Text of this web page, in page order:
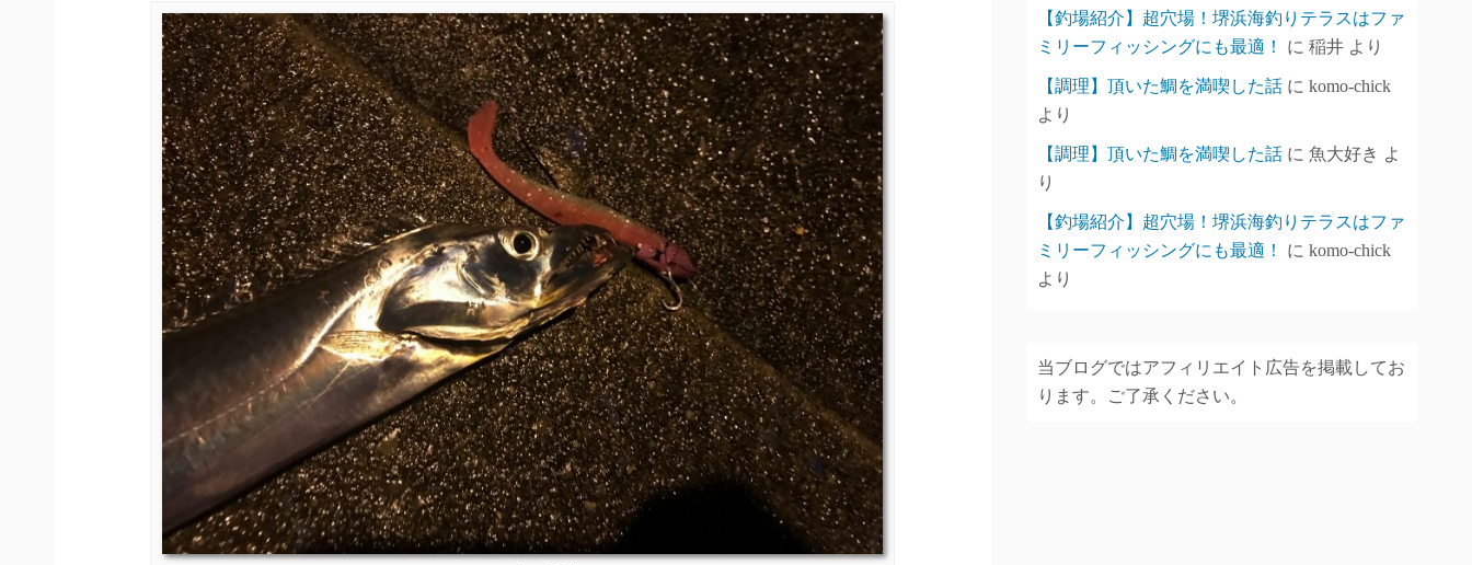
【釣場紹介】超穴場！堺浜海釣りテラスはファ
ミリーフィッシングにも最適！
に 稲井 より
【調理】頂いた鯛を満喫した話 に komo-chick
より
【調理】頂いた鯛を満喫した話 に 魚大好き よ
り
【釣場紹介】超穴場！堺浜海釣りテラスはファ
ミリーフィッシングにも最適！
に komo-chick
より
当ブログではアフィリエイト広告を掲載してお
ります。ご了承ください。